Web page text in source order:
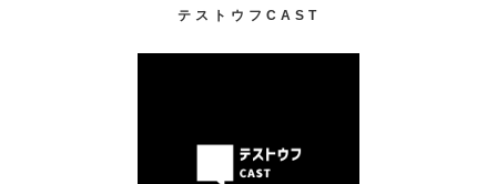
テストウフCAST